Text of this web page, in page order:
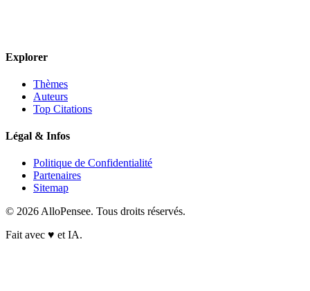
Explorer
Thèmes
Auteurs
Top Citations
Légal & Infos
Politique de Confidentialité
Partenaires
Sitemap
© 2026 AlloPensee. Tous droits réservés.
Fait avec ♥ et IA.